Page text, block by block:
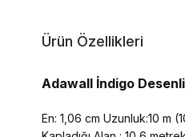
Ürün Özellikleri
Adawall İndigo Desenli
En: 1,06 cm Uzunluk:10 m